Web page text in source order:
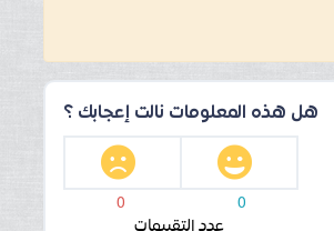
هل هذه المعلومات نالت إعجابك ؟
0 0
عدد التقييمات